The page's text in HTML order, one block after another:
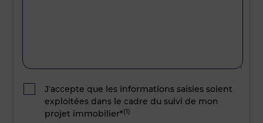
J’accepte que les informations saisies soient
exploitées dans le cadre du suivi de mon
projet immobilier*(1)